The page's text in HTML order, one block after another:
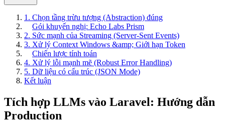
1. Chọn tầng trừu tượng (Abstraction) đúng
Gói khuyến nghị: Echo Labs Prism
2. Sức mạnh của Streaming (Server-Sent Events)
3. Xử lý Context Windows &amp; Giới hạn Token
Chiến lược tính toán
4. Xử lý lỗi mạnh mẽ (Robust Error Handling)
5. Dữ liệu có cấu trúc (JSON Mode)
Kết luận
Tích hợp LLMs vào Laravel: Hướng dẫn
Production